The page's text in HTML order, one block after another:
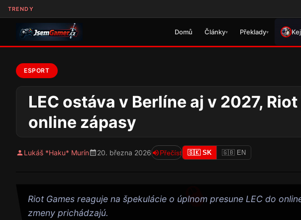
TRENDY
Domů Články▾ Překlady▾
ESPORT
LEC ostáva v Berlíne aj v 2027,
online zápasy
Lukáš *Haku* Murín 20. března 2026 Přečíst 🇸🇰 SK 🇬🇧 EN
Riot Games reaguje na špekulácie o úplnom presune LEC do
zmeny prichádzajú.